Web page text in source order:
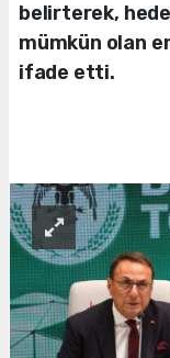
belirterek,
mümkün olan
ifade etti.